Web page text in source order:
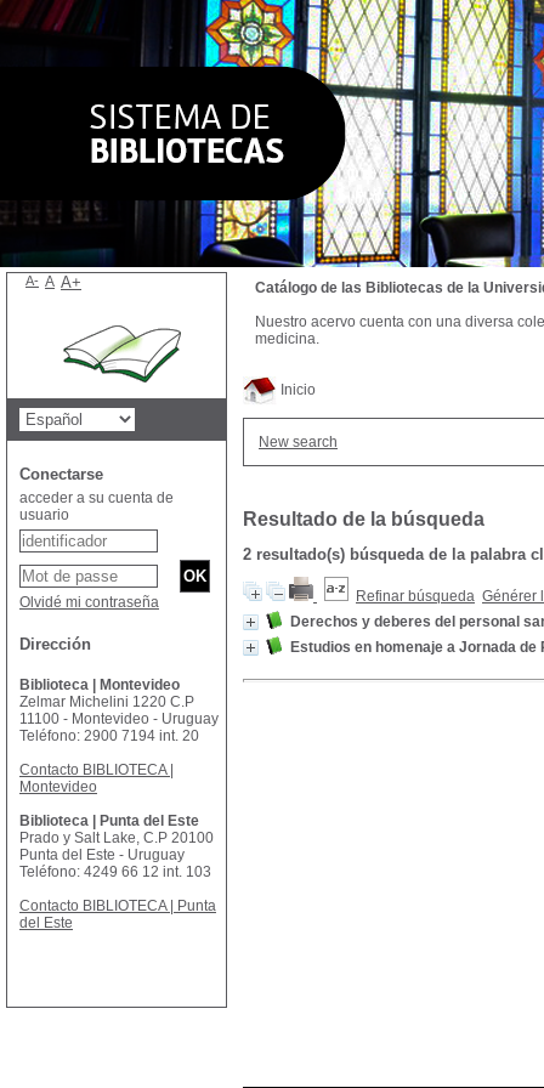
Inicio
New search
Resultado de la búsqueda
2 resultado(s) búsqueda de la palabra
Refinar búsqueda Générer
Derechos y deberes del personal
Estudios en homenaje a Jornada de
Catálogo de las Bibliotecas de la
Nuestro acervo cuenta con una diversa
medicina.
A- A A+
Conectarse
acceder a su cuenta de
usuario
Olvidé mi contraseña
Dirección
Biblioteca | Montevideo
Zelmar Michelini 1220 C.P
11100 - Montevideo - Uruguay
Teléfono: 2900 7194 int. 20
Contacto BIBLIOTECA |
Montevideo
Biblioteca | Punta del Este
Prado y Salt Lake, C.P 20100
Punta del Este - Uruguay
Teléfono: 4249 66 12 int. 103
Contacto BIBLIOTECA | Punta
del Este